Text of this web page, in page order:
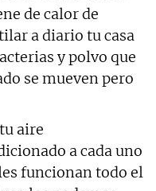
de calor de
a diario tu casa
y polvo que
se mueven pero
aire
a cada uno
funcionan todo el